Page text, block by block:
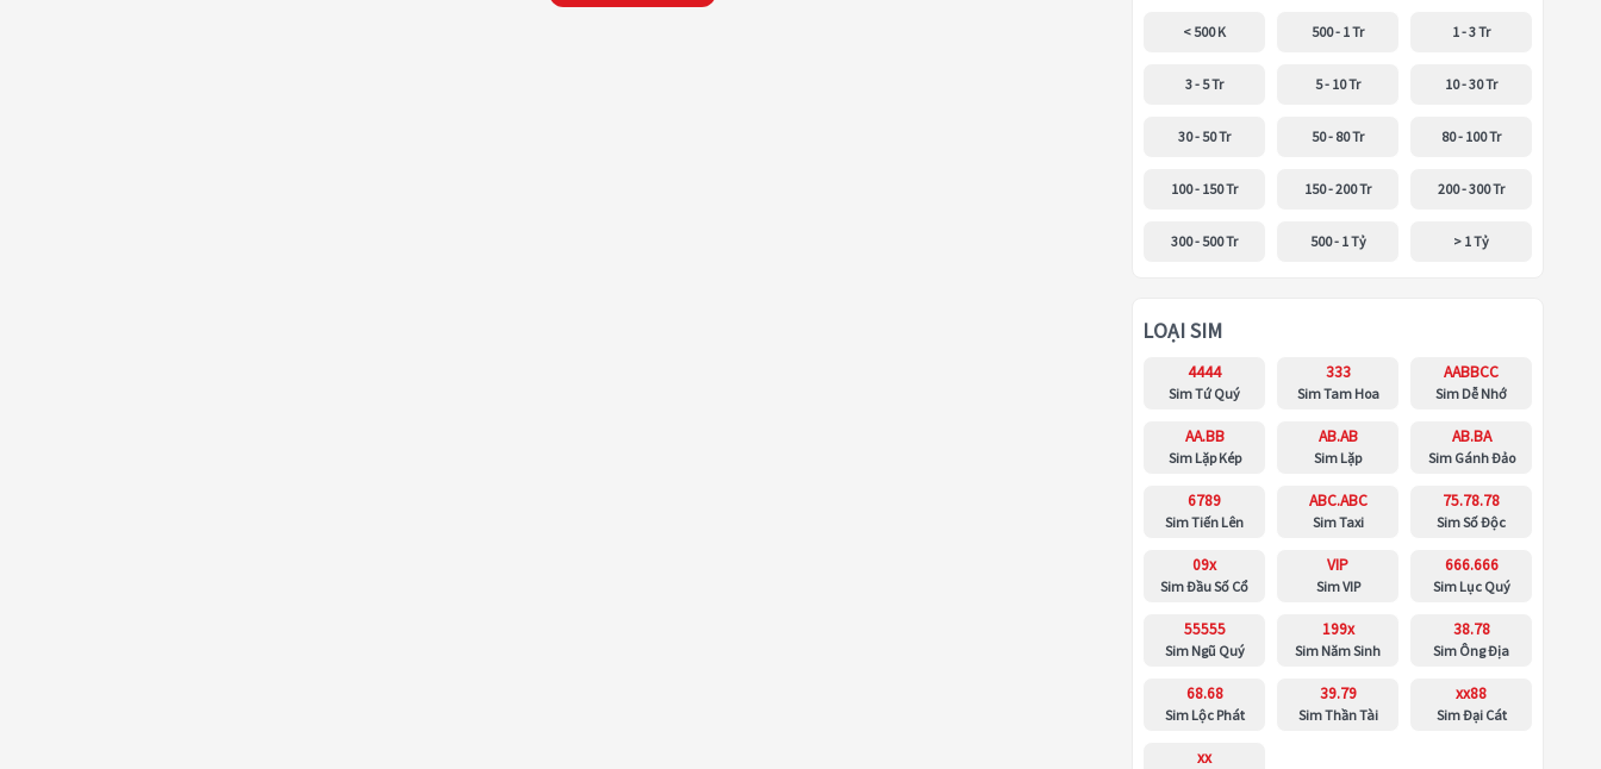
< 500 K 500 - 1 Tr 1 - 3 Tr
3 - 5 Tr 5 - 10 Tr 10 - 30 Tr
30 - 50 Tr 50 - 80 Tr 80 - 100 Tr
100 - 150 Tr 150 - 200 Tr 200 - 300 Tr
300 - 500 Tr 500 - 1 Tỷ > 1 Tỷ
LOẠI SIM
4444
Sim Tứ Quý
333
Sim Tam Hoa
AABBCC
Sim Dễ Nhớ
AA.BB
Sim Lặp Kép
AB.AB
Sim Lặp
AB.BA
Sim Gánh Đảo
6789
Sim Tiến Lên
ABC.ABC
Sim Taxi
75.78.78
Sim Số Độc
09x
Sim Đầu Số Cổ
VIP
Sim VIP
666.666
Sim Lục Quý
55555
Sim Ngũ Quý
199x
Sim Năm Sinh
38.78
Sim Ông Địa
68.68
Sim Lộc Phát
39.79
Sim Thần Tài
xx88
Sim Đại Cát
xx